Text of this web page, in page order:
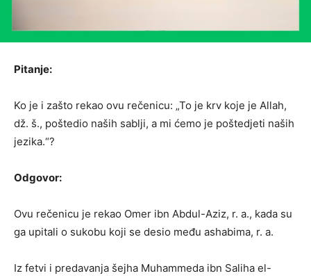
Pitanje:
Ko je i zašto rekao ovu rečenicu: „To je krv koje je Allah,
dž. š., poštedio naših sablji, a mi ćemo je poštedjeti naših
jezika.“?
Odgovor:
Ovu rečenicu je rekao Omer ibn Abdul-Aziz, r. a., kada su
ga upitali o sukobu koji se desio među ashabima, r. a.
Iz fetvi i predavanja šejha Muhammeda ibn Saliha el-